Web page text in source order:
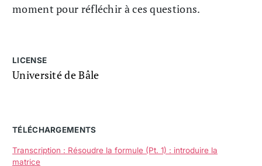
moment pour réfléchir à ces questions.
LICENSE
Université de Bâle
TÉLÉCHARGEMENTS
Transcription : Résoudre la formule (Pt. 1) : introduire la
matrice